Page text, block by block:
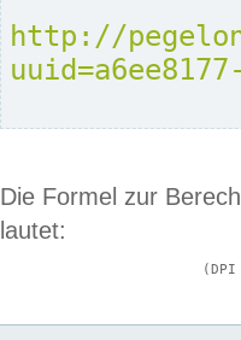
http://
Die Formel zur
lautet: